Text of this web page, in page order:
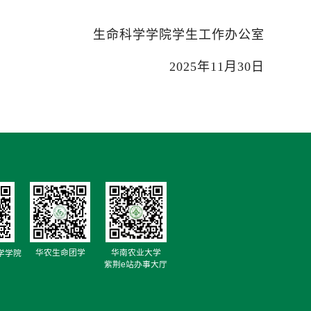
生命科学学院学生工作办公室
2025年11月30日
学院 华农生命团学
华南农业大学
紫荆e站办事大厅